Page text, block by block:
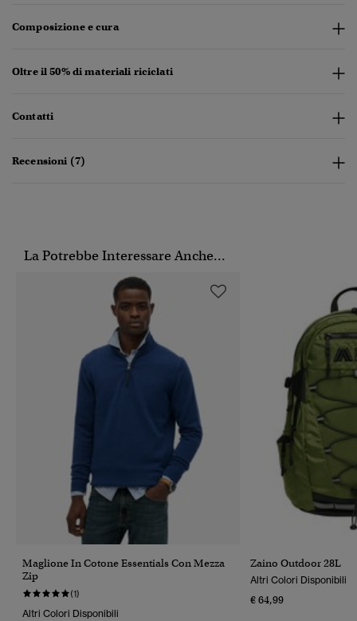
Composizione e cura
Oltre il 50% di materiali riciclati
Contatti
Recensioni (7)
La Potrebbe Interessare Anche...
Maglione In Cotone Essentials Con Mezza
Zip
(1)
Altri Colori Disponibili
Zaino Outdoor 28L
Altri Colori Disponibili
€ 64,99